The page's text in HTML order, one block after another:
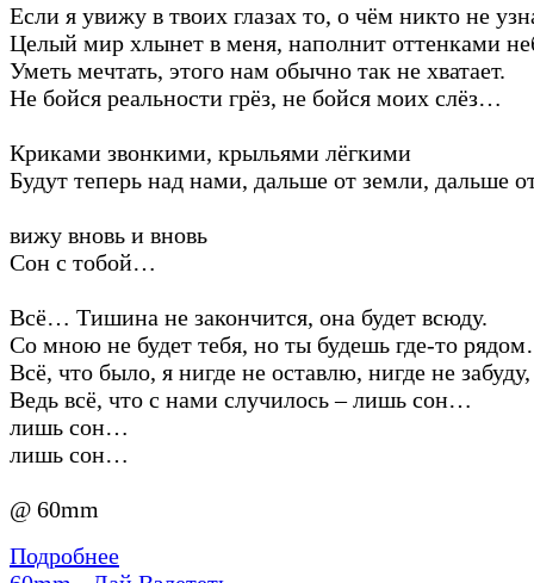
Если я увижу в твоих глазах то, о чём никто не
Целый мир хлынет в меня, наполнит оттенками
Уметь мечтать, этого нам обычно так не хватает.
Не бойся реальности грёз, не бойся моих слёз…
Криками звонкими, крыльями лёгкими
Будут теперь над нами, дальше от земли, дальше
вижу вновь и вновь
Сон с тобой…
Всё… Тишина не закончится, она будет всюду.
Со мною не будет тебя, но ты будешь где-то
Всё, что было, я нигде не оставлю, нигде не забуду,
Ведь всё, что с нами случилось – лишь сон…
лишь сон…
лишь сон…
@ 60mm
Подробнее